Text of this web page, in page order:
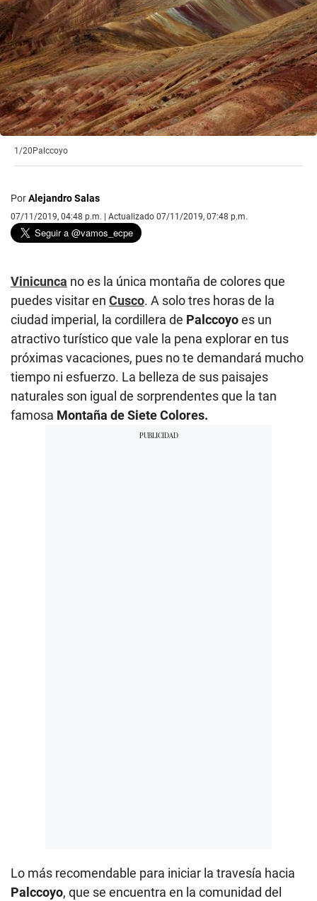
1/20 Palccoyo
PorAlejandro Salas
07/11/2019, 04:48 p.m. | Actualizado 07/11/2019, 07:48 p.m.
Vinicunca no es la única montaña de colores que
puedes visitar en Cusco. A solo tres horas de la
ciudad imperial, la cordillera de Palccoyoes un
atractivo turístico que vale la pena explorar en tus
próximas vacaciones, pues no te demandará mucho
tiempo ni esfuerzo. La belleza de sus paisajes
naturales son igual de sorprendentes que la tan
famosa Montaña de Siete Colores.
Lo más recomendable para iniciar la travesía hacia
Palccoyo, que se encuentra en la comunidad del